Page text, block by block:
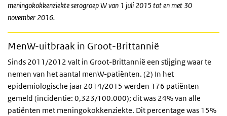
meningokokkenziekte serogroep W van 1 juli 2015 tot en met 30
november 2016.
MenW-uitbraak in Groot-Brittannië
Sinds 2011/2012 valt in Groot-Brittannië een stijging waar te
nemen van het aantal menW-patiënten. (2) In het
epidemiologische jaar 2014/2015 werden 176 patiënten
gemeld (incidentie: 0,323/100.000); dit was 24% van alle
patiënten met meningokokkenziekte. Dit percentage was 15%